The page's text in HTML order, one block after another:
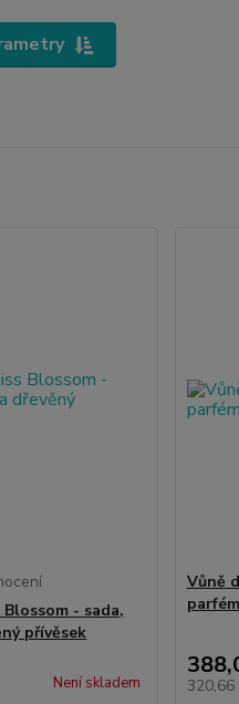
- sada,
přívěsek
Není skladem
Vůně
320,66